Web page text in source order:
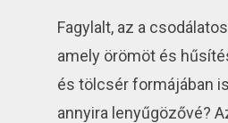
Fagylalt, az a
amely örömöt és
és tölcsér formájában
annyira lenyűgözővé?